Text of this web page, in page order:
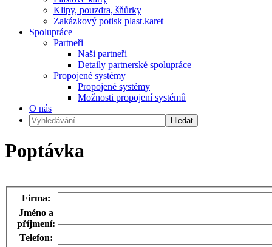
Klipy, pouzdra, šňůrky
Zakázkový potisk plast.karet
Spolupráce
Partneři
Naši partneři
Detaily partnerské spolupráce
Propojené systémy
Propojené systémy
Možnosti propojení systémů
O nás
Poptávka
Firma:
Jméno a
příjmení:
Telefon: